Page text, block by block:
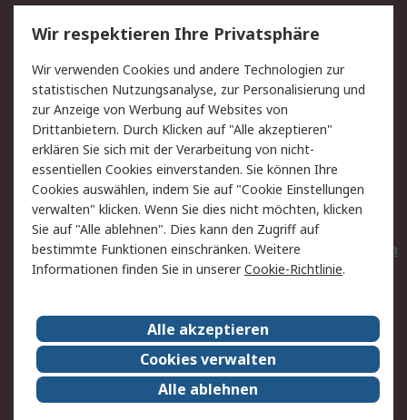
Service
Value Added Services
Lieferlösungen
Rücksendungen
Kontakt
Hilfe
Privatkunden
Rechtliches
AGB
Datenschutz
Cookie-Richtlinie
Zahlungsbedingungen
Copyright/Impressum
Entsorgung
Elektrogeräte/Batterien
RS weltweit
Karriere bei RS
Nachhaltigkeit
Qualität/Umwelt/ZertifikatePresse-Center
Event-Center
Wir respektieren Ihre Privatsphäre
Wir verwenden Cookies und andere Technologien zur
statistischen Nutzungsanalyse, zur Personalisierung und
zur Anzeige von Werbung auf Websites von
Drittanbietern. Durch Klicken auf "Alle akzeptieren"
erklären Sie sich mit der Verarbeitung von nicht-
essentiellen Cookies einverstanden. Sie können Ihre
Cookies auswählen, indem Sie auf "Cookie Einstellungen
verwalten" klicken. Wenn Sie dies nicht möchten, klicken
Sie auf "Alle ablehnen". Dies kann den Zugriff auf
bestimmte Funktionen einschränken. Weitere
Informationen finden Sie in unsererCookie-Richtlinie.
Alle akzeptieren
Cookies verwalten
Alle ablehnen